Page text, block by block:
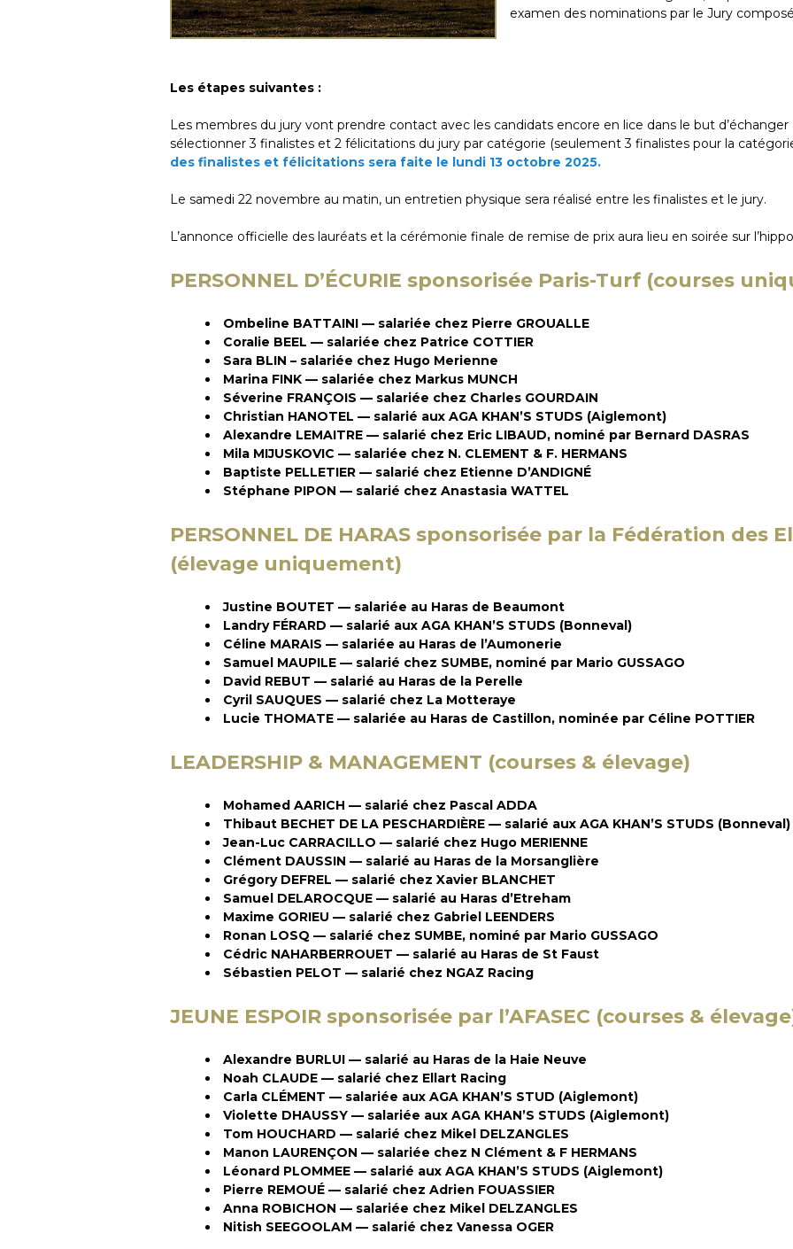
examen des nominations par le Jury
Les étapes suivantes :
Les membres du jury vont prendre contact avec les candidats encore en lice dans le but
sélectionner 3 finalistes et 2 félicitations du jury par catégorie (seulement 3 finalistes pour la
des finalistes et félicitations sera faite le lundi 13 octobre 2025.
Le samedi 22 novembre au matin, un entretien physique sera réalisé entre les finalistes et le jury.
L’annonce officielle des lauréats et la cérémonie finale de remise de prix aura lieu en soirée sur
PERSONNEL D’ÉCURIE sponsorisée Paris-Turf (courses
Ombeline BATTAINI — salariée chez Pierre GROUALLE
Coralie BEEL — salariée chez Patrice COTTIER
Sara BLIN – salariée chez Hugo Merienne
Marina FINK — salariée chez Markus MUNCH
Séverine FRANÇOIS — salariée chez Charles GOURDAIN
Christian HANOTEL — salarié aux AGA KHAN’S STUDS (Aiglemont)
Alexandre LEMAITRE — salarié chez Eric LIBAUD, nominé par Bernard DASRAS
Mila MIJUSKOVIC — salariée chez N. CLEMENT & F. HERMANS
Baptiste PELLETIER — salarié chez Etienne D’ANDIGNÉ
Stéphane PIPON — salarié chez Anastasia WATTEL
PERSONNEL DE HARAS sponsorisée par la Fédération des
(élevage uniquement)
Justine BOUTET — salariée au Haras de Beaumont
Landry FÉRARD — salarié aux AGA KHAN’S STUDS (Bonneval)
Céline MARAIS — salariée au Haras de l’Aumonerie
Samuel MAUPILE — salarié chez SUMBE, nominé par Mario GUSSAGO
David REBUT — salarié au Haras de la Perelle
Cyril SAUQUES — salarié chez La Motteraye
Lucie THOMATE — salariée au Haras de Castillon, nominée par Céline POTTIER
LEADERSHIP & MANAGEMENT (courses & élevage)
Mohamed AARICH — salarié chez Pascal ADDA
Thibaut BECHET DE LA PESCHARDIÈRE — salarié aux AGA KHAN’S STUDS (Bonneval)
Jean-Luc CARRACILLO — salarié chez Hugo MERIENNE
Clément DAUSSIN — salarié au Haras de la Morsanglière
Grégory DEFREL — salarié chez Xavier BLANCHET
Samuel DELAROCQUE — salarié au Haras d’Etreham
Maxime GORIEU — salarié chez Gabriel LEENDERS
Ronan LOSQ — salarié chez SUMBE, nominé par Mario GUSSAGO
Cédric NAHARBERROUET — salarié au Haras de St Faust
Sébastien PELOT — salarié chez NGAZ Racing
JEUNE ESPOIR sponsorisée par l’AFASEC (courses &
Alexandre BURLUI — salarié au Haras de la Haie Neuve
Noah CLAUDE — salarié chez Ellart Racing
Carla CLÉMENT — salariée aux AGA KHAN’S STUD (Aiglemont)
Violette DHAUSSY — salariée aux AGA KHAN’S STUDS (Aiglemont)
Tom HOUCHARD — salarié chez Mikel DELZANGLES
Manon LAURENÇON — salariée chez N Clément & F HERMANS
Léonard PLOMMEE — salarié aux AGA KHAN’S STUDS (Aiglemont)
Pierre REMOUÉ — salarié chez Adrien FOUASSIER
Anna ROBICHON — salariée chez Mikel DELZANGLES
Nitish SEEGOOLAM — salarié chez Vanessa OGER